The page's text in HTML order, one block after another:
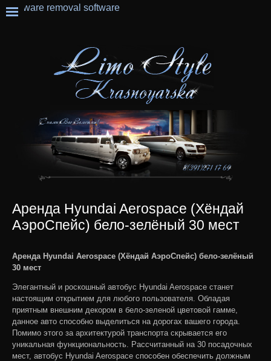
Аренда Hyundai Aerospace (Хёндай
АэроСпейс) бело-зелёный 30 мест
Аренда Hyundai Aerospace (Хёндай АэроСпейс) бело-зелёный
30 мест
Элегантный и роскошный автобус Hyundai Aerospace станет
настоящим открытием для любого пользователя. Обладая
приятным внешним декором в бело-зеленой цветовой гамме,
данное авто способно выделиться на дорогах вашего города.
Помимо этого за архитектурой транспорта скрывается его
уникальная функциональность. Рассчитанный на 30 посадочных
мест, автобус Hyundai Aerospace способен обеспечить должным